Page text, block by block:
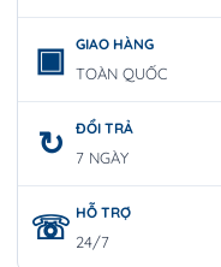
GIAO HÀNG
TOÀN QUỐC
ĐỔI TRẢ
7 NGÀY
HỖ TRỢ
24/7